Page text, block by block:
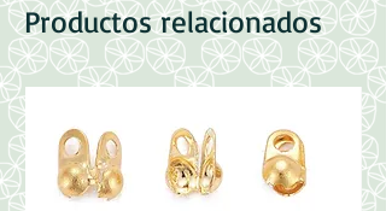
Productos relacionados